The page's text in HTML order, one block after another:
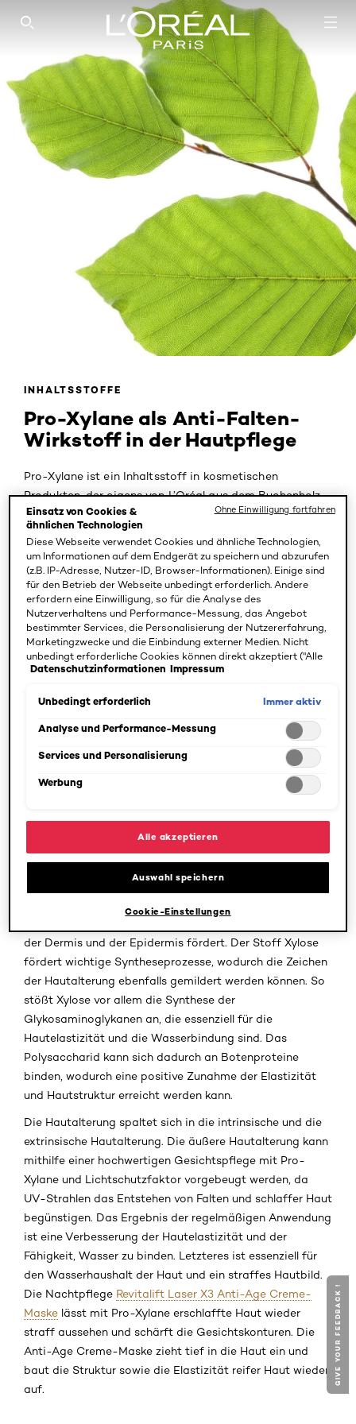
SEARCH THIS SITE
INHALTSSTOFFE
Pro-Xylane als Anti-Falten-
Wirkstoff in der Hautpflege
Pro-Xylane ist ein Inhaltsstoff in kosmetischen
Produkten, der eigens von L’Oréal aus dem Buchenholz
gewonnen wird. Dank der Förderung des
Zellzusammenhalts und der Kollagenproduktion lässt
Pro-Xylane die Haut wieder straff und elastisch
aussehen.
Pro-Xylane ist ein Inhaltsstoff in der Kosmetikbranche,
der eigens von L’Oréal hergestellt wird. Das Molekül
besteht aus natürlicher Xylose, eine Zuckerart aus west-
innerhalb eines Syntheseprozesses weiter zu Pro-Xylane
verarbeitet, welches umweltfreundlich und biologisch
abbaubar ist. Pro-Xylane wird als grünes Chemieprodukt
bezeichnet, das besonders in Anti-Aging Produkten
wahre Wunder bewirkt.
Wassereinlagerung zwischen den einzelnen
Hautschichten, was zu einem Rückgang an Kollagen in
der Dermis und der Epidermis fördert. Der Stoff Xylose
fördert wichtige Syntheseprozesse, wodurch die Zeichen
der Hautalterung ebenfalls gemildert werden können. So
stößt Xylose vor allem die Synthese der
Glykosaminoglykanen an, die essenziell für die
Hautelastizität und die Wasserbindung sind. Das
Polysaccharid kann sich dadurch an Botenproteine
binden, wodurch eine positive Zunahme der Elastizität
und Hautstruktur erreicht werden kann.
Die Hautalterung spaltet sich in die intrinsische und die
extrinsische Hautalterung. Die äußere Hautalterung kann
mithilfe einer hochwertigen Gesichtspflege mit Pro-
Xylane und Lichtschutzfaktor vorgebeugt werden, da
UV-Strahlen das Entstehen von Falten und schlaffer Haut
begünstigen. Das Ergebnis der regelmäßigen Anwendung
ist eine Verbesserung der Hautelastizität und der
Fähigkeit, Wasser zu binden. Letzteres ist essenziell für
den Wasserhaushalt der Haut und ein straffes Hautbild.
Die Nachtpflege Revitalift Laser X3 Anti-Age Creme-
Maske lässt mit Pro-Xylane erschlaffte Haut wieder
straff aussehen und schärft die Gesichtskonturen. Die
Anti-Age Creme-Maske zieht tief in die Haut ein und
baut die Struktur sowie die Elastizität reifer Haut wieder
auf.
GIVE YOUR FEEDBACK !
Einsatz von Cookies &
ähnlichen Technologien
Diese Webseite verwendet Cookies und ähnliche Technologien,
um Informationen auf dem Endgerät zu speichern und abzurufen
(z.B. IP-Adresse, Nutzer-ID, Browser-Informationen). Einige sind
für den Betrieb der Webseite unbedingt erforderlich. Andere
erfordern eine Einwilligung, so für die Analyse des
Nutzerverhaltens und Performance-Messung, das Angebot
bestimmter Services, die Personalisierung der Nutzererfahrung,
Marketingzwecke und die Einbindung externer Medien. Nicht
unbedingt erforderliche Cookies können direkt akzeptiert ("Alle
akzeptieren") oder abgelehnt ("Ohne Einwilligung fortfahren")
ebenfalls möglich und speicherbar ("Auswahl speichern"). Die
angepasst werden. Für weitere Informationen s. unsere
Datenschutzinformationen Impressum
Unbedingt erforderlich Immer aktiv
Analyse und Performance-Messung
Services und Personalisierung
Werbung
Alle akzeptieren
Auswahl speichern
Cookie-Einstellungen
Ohne Einwilligung fortfahren